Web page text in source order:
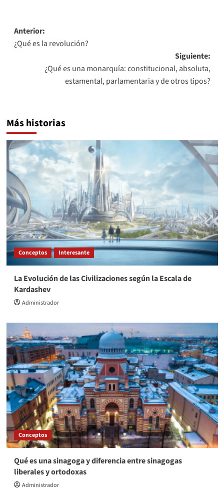
Navegación
de
entradas
Anterior:
¿Qué es la revolución?
Siguiente:
¿Qué es una monarquía: constitucional, absoluta,
estamental, parlamentaria y de otros tipos?
Más historias
Conceptos Interesante
La Evolución de las Civilizaciones según la Escala de
Kardashev
Administrador
Conceptos
Qué es una sinagoga y diferencia entre sinagogas
liberales y ortodoxas
Administrador